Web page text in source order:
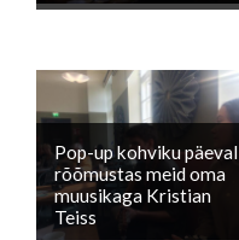
Pop-up kohviku päeval
rõõmustas meid oma
muusikaga Kristian
Teiss